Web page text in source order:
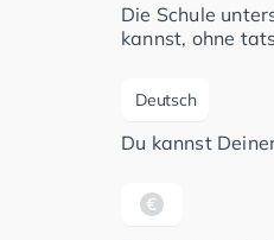
Die Schule
kannst, ohne
Deutsch
Du kannst